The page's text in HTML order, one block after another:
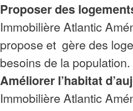
Proposer des
Immobilière Atlantic
propose et gère des
besoins de la population.
Améliorer l’habitat
Immobilière Atlantic